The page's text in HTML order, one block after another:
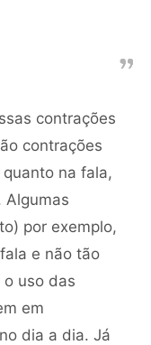
contrações
contrações
na fala,
Algumas
por exemplo,
e não tão
uso das
em
dia a dia. Já